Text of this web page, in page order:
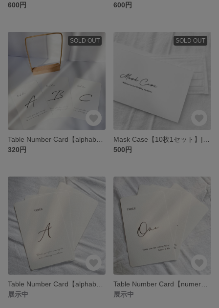
600円
600円
SOLD OUT
320円
SOLD OUT
500円
展示中
展示中